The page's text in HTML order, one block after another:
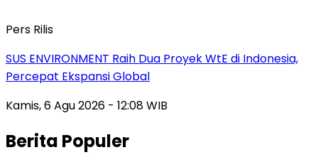
Pers Rilis
SUS ENVIRONMENT Raih Dua Proyek WtE di Indonesia,
Percepat Ekspansi Global
Kamis, 6 Agu 2026 - 12:08 WIB
Berita Populer